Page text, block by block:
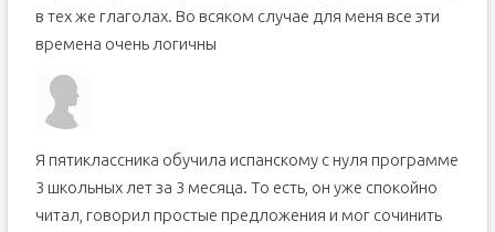
в тех же глаголах. Во всяком случае для меня все эти
времена очень логичны
Я пятиклассника обучила испанскому с нуля программе
3 школьных лет за 3 месяца. То есть, он уже спокойно
читал, говорил простые предложения и мог сочинить